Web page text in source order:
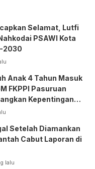
Selamat, Lutfi
PSAWI Kota
2030
Anak 4 Tahun Masuk
FKPPI Pasuruan
Kepentingan
Setelah Diamankan
Cabut Laporan di
lalu